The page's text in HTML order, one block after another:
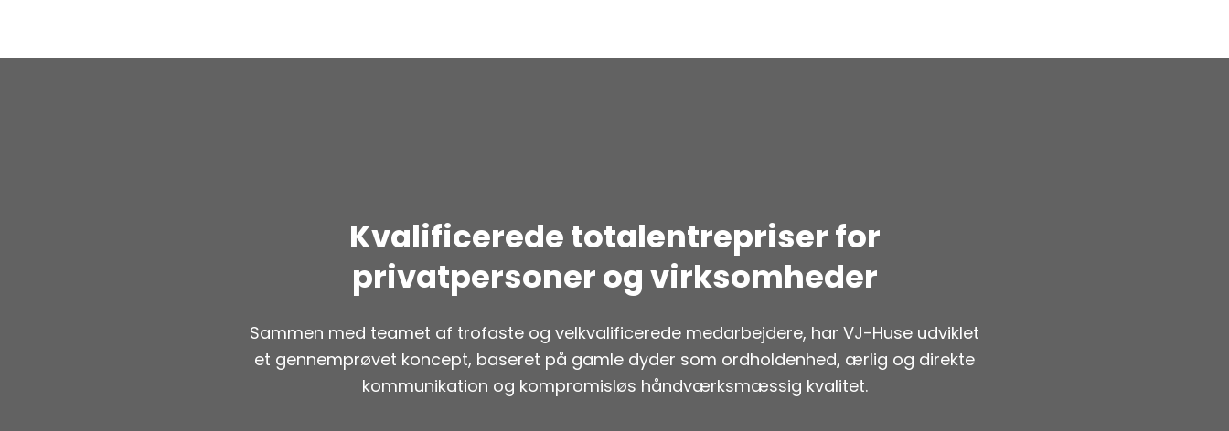
Kvalificerede totalentrepriser for
privatpersoner og virksomheder
Sammen med teamet af trofaste og velkvalificerede medarbejdere, har VJ-Huse udviklet
et gennemprøvet koncept, baseret på gamle dyder som ordholdenhed, ærlig og direkte
kommunikation og kompromisløs håndværksmæssig kvalitet.